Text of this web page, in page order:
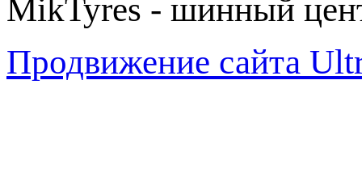
MikTyres - шинный
Продвижение сайта